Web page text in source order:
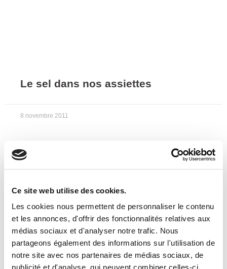
Ce site web utilise des cookies.
Les cookies nous permettent de personnaliser le contenu
et les annonces, d'offrir des fonctionnalités relatives aux
médias sociaux et d'analyser notre trafic. Nous
partageons également des informations sur l'utilisation de
notre site avec nos partenaires de médias sociaux, de
publicité et d'analyse, qui peuvent combiner celles-ci
Le sel dans nos assiettes
8 novembre 2011